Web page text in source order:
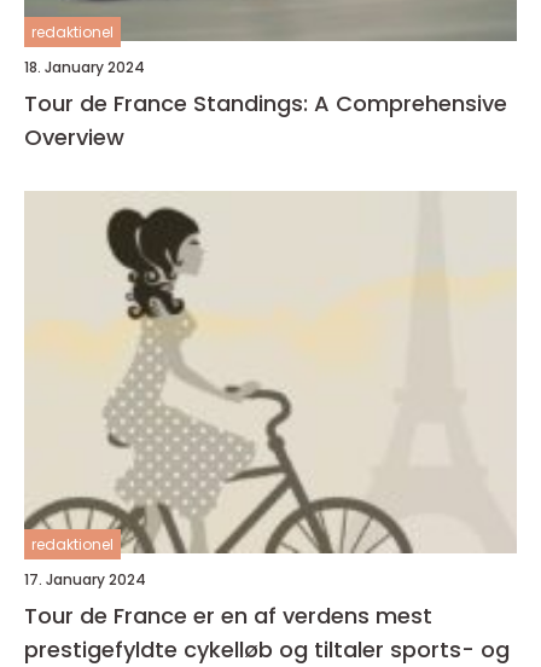
redaktionel
18. January 2024
Tour de France Standings: A Comprehensive
Overview
redaktionel
17. January 2024
Tour de France er en af verdens mest
prestigefyldte cykelløb og tiltaler sports- og